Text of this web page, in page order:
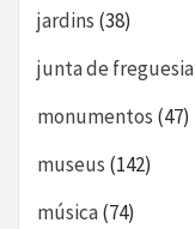
jardins (38)
junta de freguesia
monumentos (47)
museus (142)
música(74)